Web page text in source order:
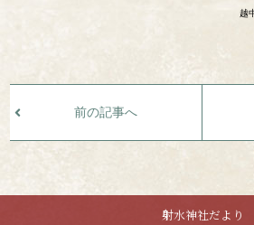
越
前の記事へ
射水神社だより